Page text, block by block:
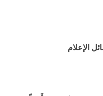
الإعلام